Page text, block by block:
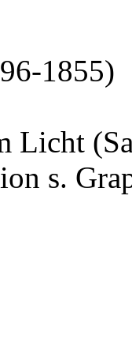
1855)
Licht
s.